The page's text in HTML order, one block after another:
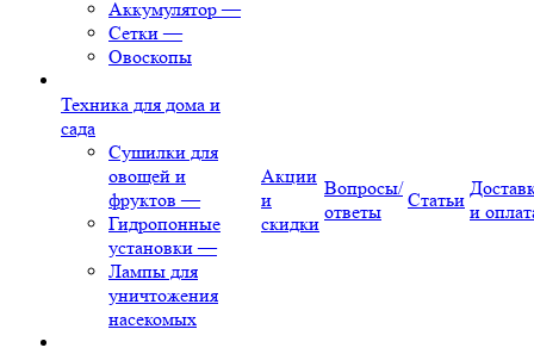
Аккумулятор —
Сетки —
Овоскопы
Техника для дома и
сада
Сушилки для
овощей и
фруктов —
Гидропонные
установки —
Лампы для
уничтожения
насекомых
Акции
и
скидки
Вопросы/
ответы
Статьи
и